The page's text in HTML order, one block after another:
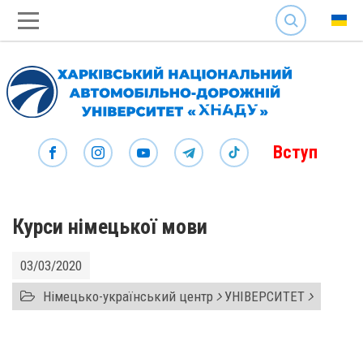
SEARCH
Вступ
Курси німецької мови
03/03/2020
Німецько-український центр УНІВЕРСИТЕТ